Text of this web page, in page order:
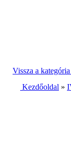
Vissza a
Kezdőoldal »